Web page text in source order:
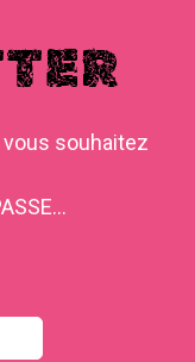
souhaitez